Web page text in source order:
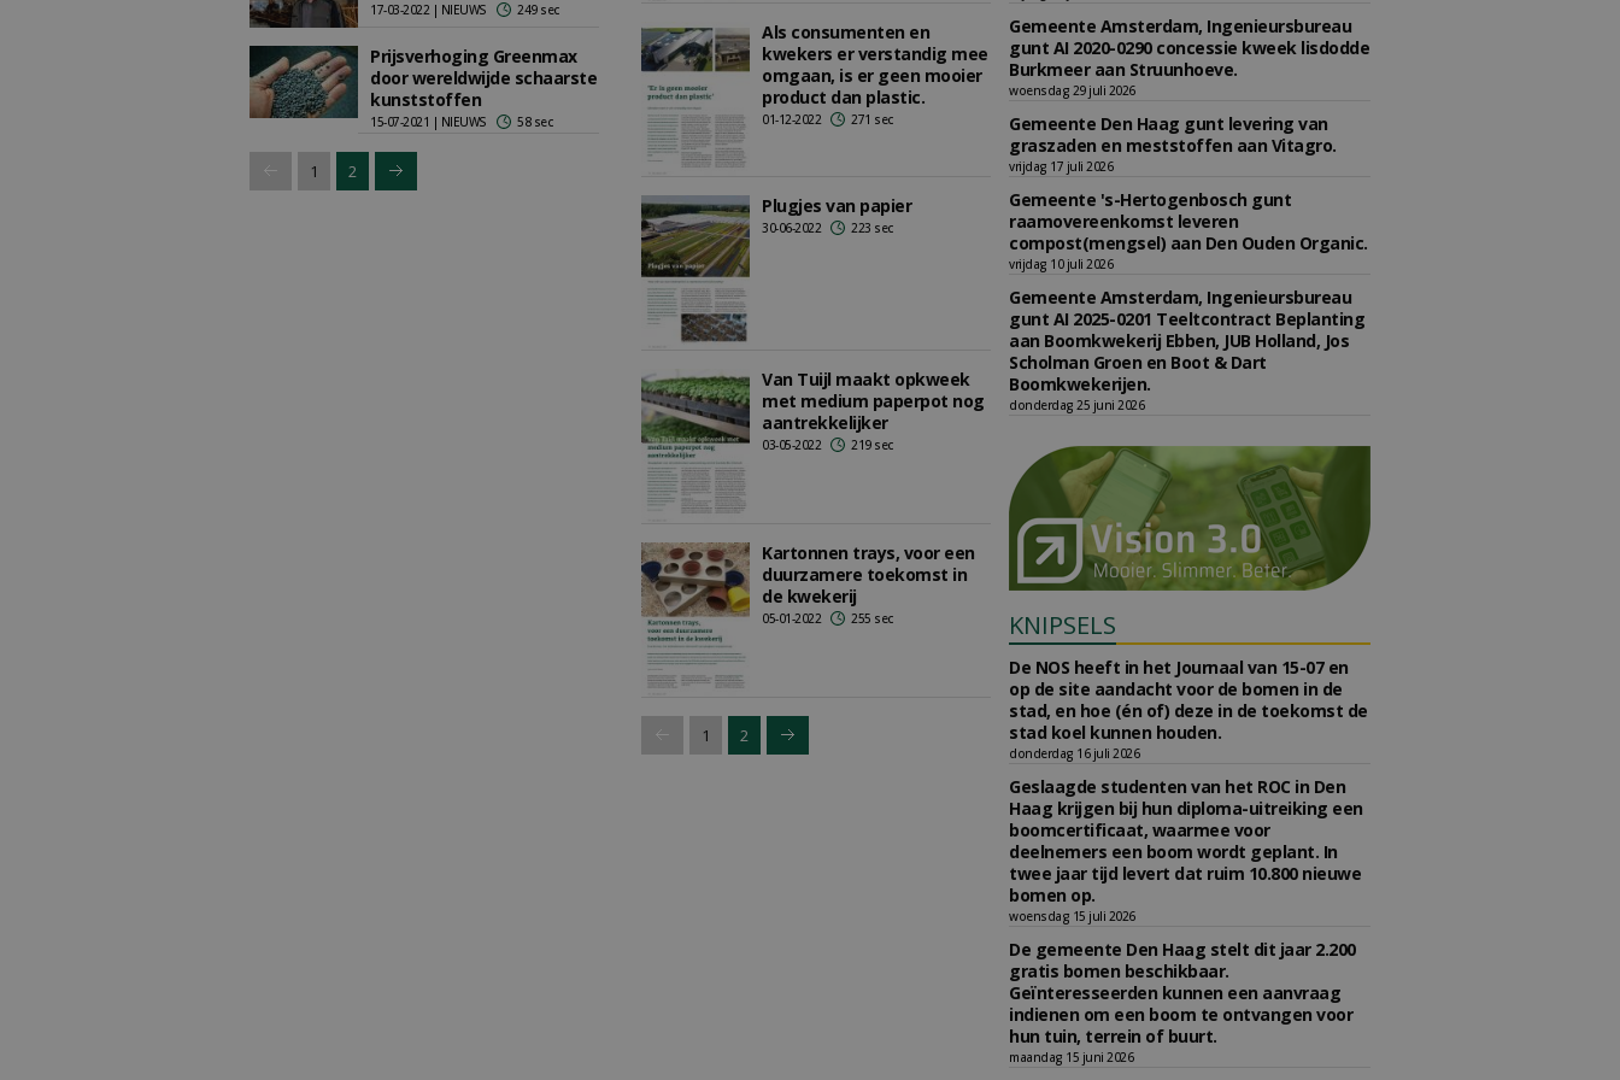
17-03-2022 | NIEUWS 249 sec
Prijsverhoging Greenmax
door wereldwijde schaarste
kunststoffen
15-07-2021 | NIEUWS 58 sec
1 2
Als consumenten en
kwekers er verstandig mee
omgaan, is er geen mooier
product dan plastic.
01-12-2022 271 sec
Plugjes van papier
30-06-2022 223 sec
Van Tuijl maakt opkweek
met medium paperpot nog
aantrekkelijker
03-05-2022 219 sec
Kartonnen trays, voor een
duurzamere toekomst in
de kwekerij
05-01-2022 255 sec
1 2
Gemeente Amsterdam, Ingenieursbureau
gunt AI 2020-0290 concessie kweek lisdodde
Burkmeer aan Struunhoeve.
woensdag 29 juli 2026
Gemeente Den Haag gunt levering van
graszaden en meststoffen aan Vitagro.
vrijdag 17 juli 2026
Gemeente 's-Hertogenbosch gunt
raamovereenkomst leveren
compost(mengsel) aan Den Ouden Organic.
vrijdag 10 juli 2026
Gemeente Amsterdam, Ingenieursbureau
gunt AI 2025-0201 Teeltcontract Beplanting
aan Boomkwekerij Ebben, JUB Holland, Jos
Scholman Groen en Boot & Dart
Boomkwekerijen.
donderdag 25 juni 2026
KNIPSELS
De NOS heeft in het Journaal van 15-07 en
op de site aandacht voor de bomen in de
stad, en hoe (én of) deze in de toekomst de
stad koel kunnen houden.
donderdag 16 juli 2026
Geslaagde studenten van het ROC in Den
Haag krijgen bij hun diploma-uitreiking een
boomcertificaat, waarmee voor
deelnemers een boom wordt geplant. In
twee jaar tijd levert dat ruim 10.800 nieuwe
bomen op.
woensdag 15 juli 2026
De gemeente Den Haag stelt dit jaar 2.200
gratis bomen beschikbaar.
Geïnteresseerden kunnen een aanvraag
indienen om een boom te ontvangen voor
hun tuin, terrein of buurt.
maandag 15 juni 2026